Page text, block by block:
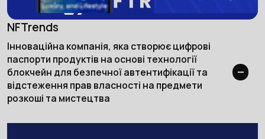
NFTrends
Інноваційна компанія, яка створює цифрові
паспорти продуктів на основі технології
блокчейн для безпечної автентифікації та
відстеження прав власності на предмети
розкоші та мистецтва